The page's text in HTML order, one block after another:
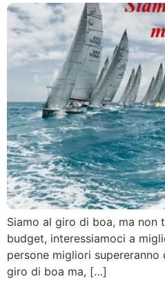
Siamo al giro di boa, ma
budget, interessiamoci a
persone migliori
giro di boa ma, […]